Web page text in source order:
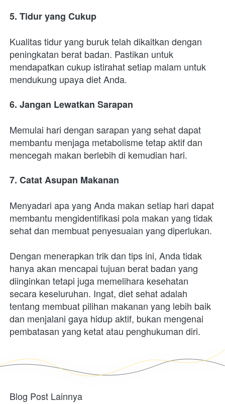
5. Tidur yang Cukup
Kualitas tidur yang buruk telah dikaitkan dengan
peningkatan berat badan. Pastikan untuk
mendapatkan cukup istirahat setiap malam untuk
mendukung upaya diet Anda.
6. Jangan Lewatkan Sarapan
Memulai hari dengan sarapan yang sehat dapat
membantu menjaga metabolisme tetap aktif dan
mencegah makan berlebih di kemudian hari.
7. Catat Asupan Makanan
Menyadari apa yang Anda makan setiap hari dapat
membantu mengidentifikasi pola makan yang tidak
sehat dan membuat penyesuaian yang diperlukan.
Dengan menerapkan trik dan tips ini, Anda tidak
hanya akan mencapai tujuan berat badan yang
diinginkan tetapi juga memelihara kesehatan
secara keseluruhan. Ingat, diet sehat adalah
tentang membuat pilihan makanan yang lebih baik
dan menjalani gaya hidup aktif, bukan mengenai
pembatasan yang ketat atau penghukuman diri.
Blog Post Lainnya